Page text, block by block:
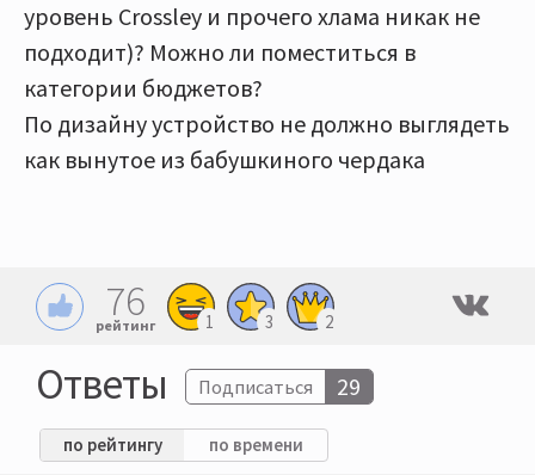
уровень Crossley и прочего хлама никак не
подходит)? Можно ли поместиться в
категории бюджетов?
По дизайну устройство не должно выглядеть
как вынутое из бабушкиного чердака
76
рейтинг 1 3 2
Ответы Подписаться 29
по рейтингу по времени